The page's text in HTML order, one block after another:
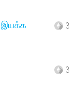
இயக்க
3
3